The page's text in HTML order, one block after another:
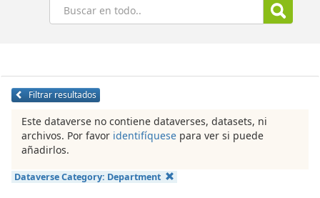
Filtrar resultados
Este dataverse no contiene dataverses, datasets, ni
archivos. Por favor identifíquese para ver si puede
añadirlos.
Dataverse Category: Department